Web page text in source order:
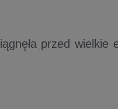
przed wielkie